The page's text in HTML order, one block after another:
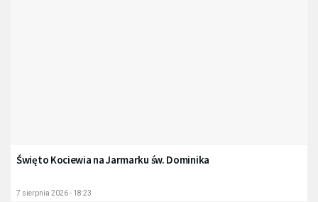
Święto Kociewia na Jarmarku św. Dominika
7 sierpnia 2026 - 18:23